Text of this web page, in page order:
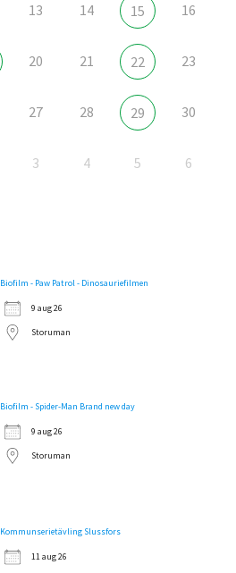
13 14 15 16
20 21 22 23
27 28 29 30
3 4 5 6
Biofilm - Paw Patrol - Dinosauriefilmen
9 aug 26
Storuman
Biofilm - Spider-Man Brand new day
9 aug 26
Storuman
Kommunserietävling Slussfors
11 aug 26